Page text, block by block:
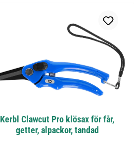
Kerbl Clawcut Pro klösax för får,
getter, alpackor, tandad